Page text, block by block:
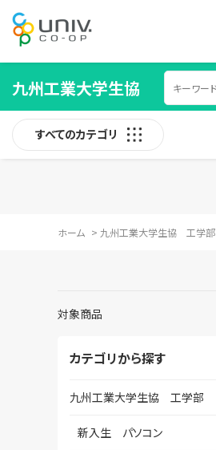
九州工業大学生協
すべてのカテゴリ
ホーム > 九州工業大学生協 工学部
対象商品
カテゴリから探す
九州工業大学生協 工学部
新入生 パソコン